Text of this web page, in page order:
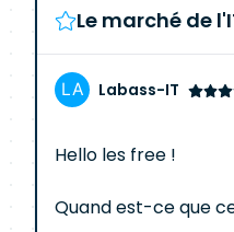
Le marché de
Labass-IT
Hello les free !
Quand est-ce que